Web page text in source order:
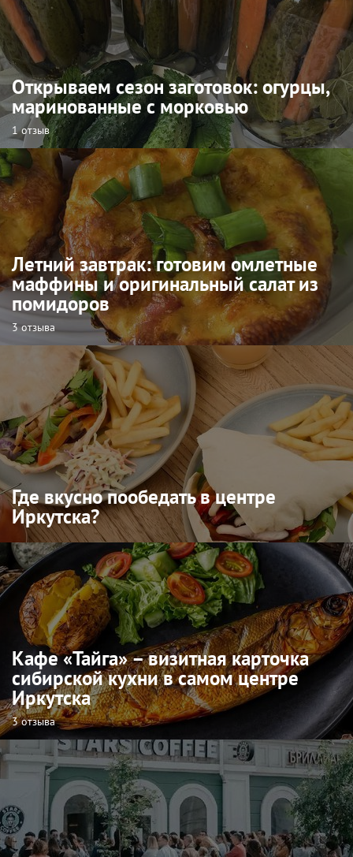
Открываем сезон заготовок: огурцы,
маринованные с морковью
1 отзыв
Летний завтрак: готовим омлетные
маффины и оригинальный салат из
помидоров
3 отзыва
Где вкусно пообедать в центре
Иркутска?
Кафе «Тайга» – визитная карточка
сибирской кухни в самом центре
Иркутска
3 отзыва